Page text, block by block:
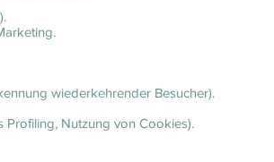
wiederkehrender Besucher).
Profiling, Nutzung von Cookies).